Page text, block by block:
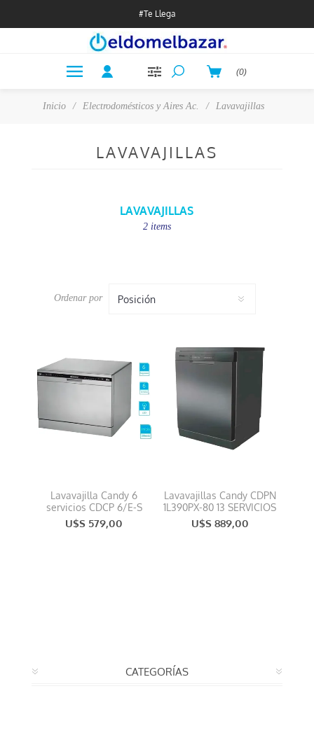
#Te Llega
(0)
Inicio / Electrodomésticos y Aires Ac. / Lavavajillas
LAVAVAJILLAS
2 items
LAVAVAJILLAS
Ordenar por
Lavavajilla Candy 6
servicios CDCP 6/E-S
U$S 579,00
Lavavajillas Candy CDPN
1L390PX-80 13 SERVICIOS
U$S 889,00
CATEGORÍAS